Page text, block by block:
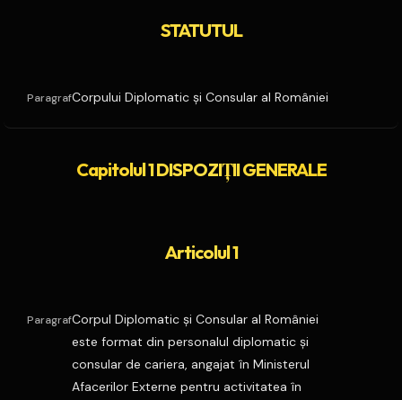
STATUTUL
ParagrafCorpului Diplomatic şi Consular al României
Capitolul 1 DISPOZIŢII GENERALE
Articolul 1
ParagrafCorpul Diplomatic şi Consular al României
este format din personalul diplomatic şi
consular de cariera, angajat în Ministerul
Afacerilor Externe pentru activitatea în